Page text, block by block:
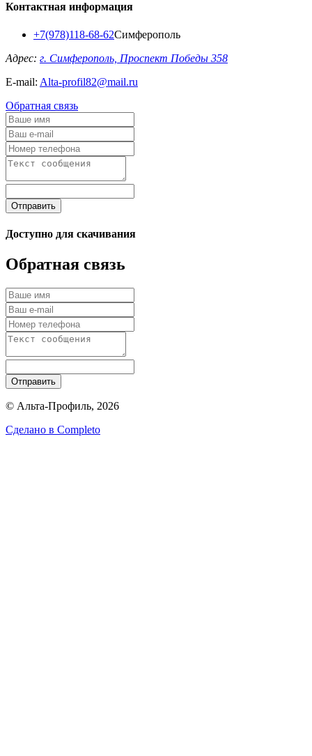
Контактная информация
+7(978)118-68-62Симферополь
Адрес: г. Симферополь, Проспект Победы 358
E-mail: Alta-profil82@mail.ru
Обратная связь
Отправить
Доступно для скачивания
Обратная связь
Отправить
© Альта-Профиль, 2026
Сделано в Completo